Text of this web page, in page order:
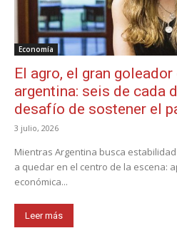
Economía
El agro, el gran
argentina: seis de cada
desafío de sostener el
3 julio, 2026
Mientras Argentina busca
a quedar en el centro de la escena:
económica...
Leer más